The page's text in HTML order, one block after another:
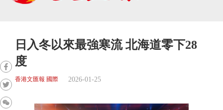
日入冬以來最強寒流 北海道零下28
度
香港文匯報 國際 2026-01-25